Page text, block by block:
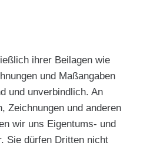
ihrer Beilagen wie
und Maßangaben
und unverbindlich. An
Zeichnungen und anderen
wir uns Eigentums- und
Sie dürfen Dritten nicht